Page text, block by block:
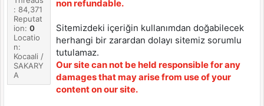
: 84,371
Reputat
ion:0
Locatio
n:
Kocaali /
SAKARY
A
non refundable.
Sitemizdeki içeriğin kullanımdan doğabilecek
herhangi bir zarardan dolayı sitemiz sorumlu
tutulamaz.
Our site can not be held responsible for any
damages that may arise from use of your
content on our site.